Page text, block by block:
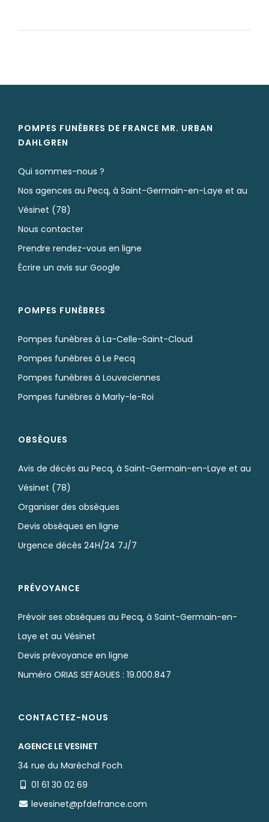
POMPES FUNÈBRES DE FRANCE MR. URBAN
DAHLGREN
Qui sommes-nous ?
Nos agences au Pecq, à Saint-Germain-en-Laye et au
Vésinet (78)
Nous contacter
Prendre rendez-vous en ligne
Écrire un avis sur Google
POMPES FUNÈBRES
Pompes funèbres à La-Celle-Saint-Cloud
Pompes funèbres à Le Pecq
Pompes funèbres à Louveciennes
Pompes funèbres à Marly-le-Roi
OBSÈQUES
Avis de décès au Pecq, à Saint-Germain-en-Laye et au
Vésinet (78)
Organiser des obsèques
Devis obsèques en ligne
Urgence décès 24H/24 7J/7
PRÉVOYANCE
Prévoir ses obsèques au Pecq, à Saint-Germain-en-
Laye et au Vésinet
Devis prévoyance en ligne
Numéro ORIAS SEFAGUES : 19.000.847
CONTACTEZ-NOUS
AGENCE LE VESINET
34 rue du Maréchal Foch
01 61 30 02 69
levesinet@pfdefrance.com